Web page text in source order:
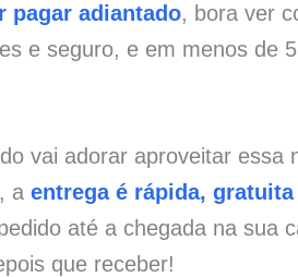
pagar adiantado, bora ver
e seguro, e em menos de
vai adorar aproveitar essa
a entrega é rápida, gratuita
até a chegada na sua
que receber!